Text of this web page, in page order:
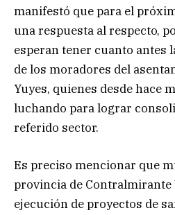
manifestó que para el
una respuesta al respecto,
esperan tener cuanto antes
de los moradores del
Yuyes, quienes desde hace
luchando para lograr
referido sector.
Es preciso mencionar que
provincia de Contralmirante
ejecución de proyectos de